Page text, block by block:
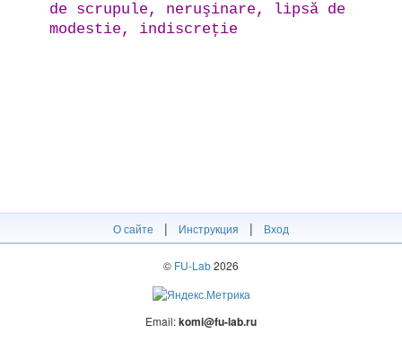
de scrupule, neruşinare, lipsă de
modestie, indiscreţie
О сайте | Инструкция | Вход
© FU-Lab2026
Email:komi@fu-lab.ru